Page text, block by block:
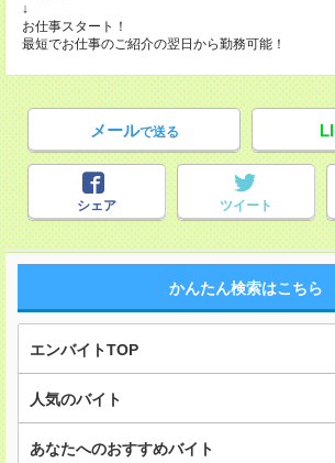
↓
お仕事スタート！
最短でお仕事のご紹介の翌日から勤務可能！
メールで送る
シェア ツイート
かんたん検索はこちら
エンバイトTOP
人気のバイト
あなたへのおすすめバイト